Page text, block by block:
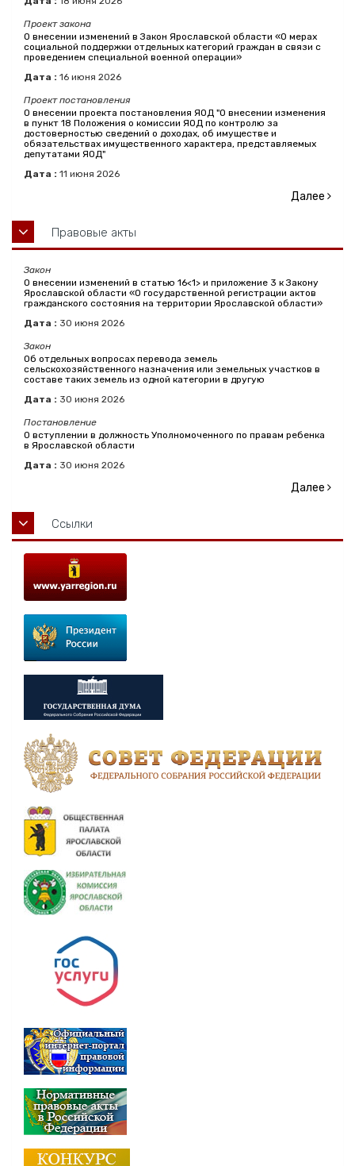
Проект закона
О внесении изменений в Закон Ярославской области «О мерах
социальной поддержки отдельных категорий граждан в связи с
проведением специальной военной операции»
Дата : 16 июня 2026
Проект постановления
О внесении проекта постановления ЯОД "О внесении изменения
в пункт 18 Положения о комиссии ЯОД по контролю за
достоверностью сведений о доходах, об имуществе и
обязательствах имущественного характера, представляемых
депутатами ЯОД"
Дата : 11 июня 2026
Далее
Правовые акты
Закон
О внесении изменений в статью 16<1> и приложение 3 к Закону
Ярославской области «О государственной регистрации актов
гражданского состояния на территории Ярославской области»
Дата : 30 июня 2026
Закон
Об отдельных вопросах перевода земель
сельскохозяйственного назначения или земельных участков в
составе таких земель из одной категории в другую
Дата : 30 июня 2026
Постановление
О вступлении в должность Уполномоченного по правам ребенка
в Ярославской области
Дата : 30 июня 2026
Далее
Ссылки